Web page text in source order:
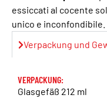
essiccati al cocente
unico e inconfondibile.
Verpackung und
VERPACKUNG:
Glasgefäß 212 ml